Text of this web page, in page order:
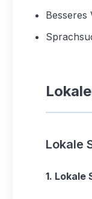
Besseres
Lokale
1. Lokale